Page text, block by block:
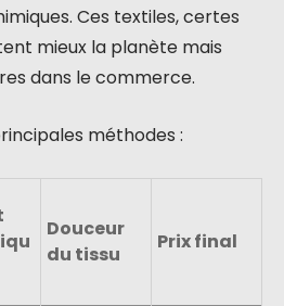
Ces textiles, certes
mieux la planète mais
dans le commerce.
méthodes :
Douceur
du tissu
Prix final